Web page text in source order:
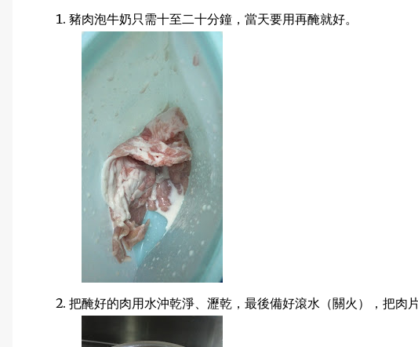
豬肉泡牛奶只需十至二十分鐘，當天要用再醃就好。
把醃好的肉用水沖乾淨、瀝乾，最後備好滾水（關火），把肉